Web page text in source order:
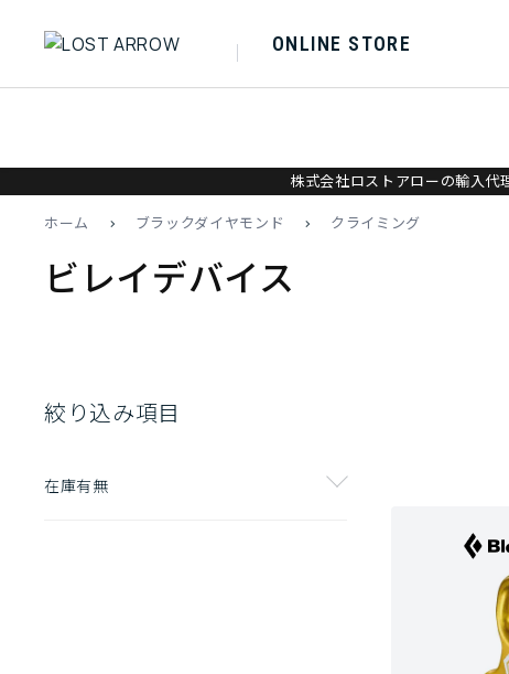
ONLINE STORE
株式会社ロストアローの輸入代
ホーム > ブラックダイヤモンド > クライミング
ビレイデバイス
絞り込み項目
在庫有無